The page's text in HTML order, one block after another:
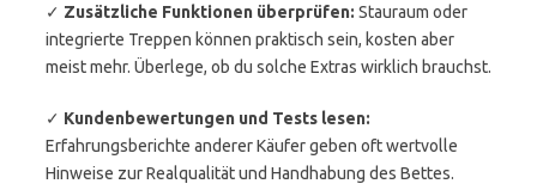
✓ Zusätzliche Funktionen überprüfen: Stauraum oder
integrierte Treppen können praktisch sein, kosten aber
meist mehr. Überlege, ob du solche Extras wirklich brauchst.
✓ Kundenbewertungen und Tests lesen:
Erfahrungsberichte anderer Käufer geben oft wertvolle
Hinweise zur Realqualität und Handhabung des Bettes.